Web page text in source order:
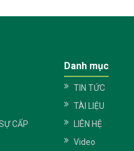
CẤP
Danh mục
TIN TỨC
TÀI LIỆU
LIÊN HỆ
Video